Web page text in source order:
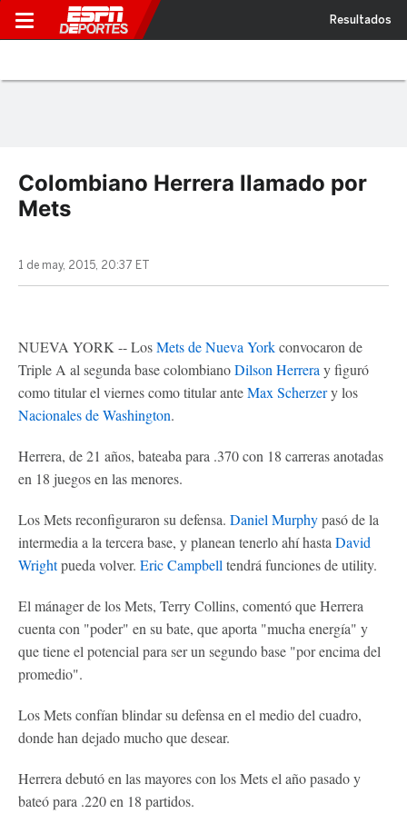
Resultados
Colombiano Herrera llamado por
Mets
1 de may, 2015, 20:37 ET
NUEVA YORK -- LosMets de Nueva Yorkconvocaron de
Triple A al segunda base colombianoDilson Herrera y figuró
como titular el viernes como titular anteMax Scherzery los
Nacionales de Washington.
Herrera, de 21 años, bateaba para .370 con 18 carreras anotadas
en 18 juegos en las menores.
Los Mets reconfiguraron su defensa. Daniel Murphypasó de la
intermedia a la tercera base, y planean tenerlo ahí hasta David
Wrightpueda volver. Eric Campbell tendrá funciones de utility.
El mánager de los Mets, Terry Collins, comentó que Herrera
cuenta con "poder" en su bate, que aporta "mucha energía" y
que tiene el potencial para ser un segundo base "por encima del
promedio".
Los Mets confían blindar su defensa en el medio del cuadro,
donde han dejado mucho que desear.
Herrera debutó en las mayores con los Mets el año pasado y
bateó para .220 en 18 partidos.